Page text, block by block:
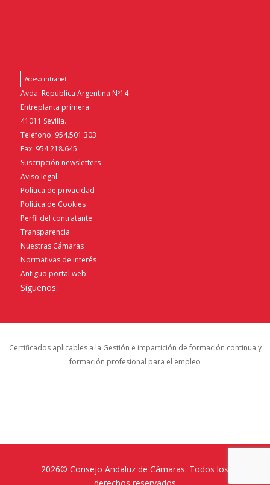
Acceso intranet
Avda. República Argentina Nº14
Entreplanta primera
41011 Sevilla.
Teléfono: 954.501.303
Fax: 954.218.645
Suscripción newsletters
Aviso legal
Política de privacidad
Política de Cookies
Perfil del contratante
Transparencia
Nuestras Cámaras
Normativas de interés
Antiguo portal web
Síguenos:
Certificados aplicables a la Gestión e impartición de formación continua y
formación profesional para el empleo
2026© Consejo Andaluz de Cámaras. Todos los